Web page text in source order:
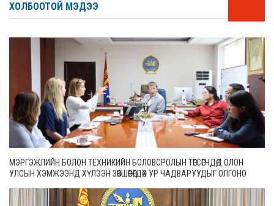
ХОЛБООТОЙ МЭДЭЭ
МЭРГЭЖЛИЙН БОЛОН ТЕХНИКИЙН БОЛОВСРОЛЫН ТӨГСӨГЧДӨД ОЛОН
УЛСЫН ХЭМЖЭЭНД ХҮЛЭЭН ЗӨВШӨӨРӨГДӨХ УР ЧАДВАРУУДЫГ ОЛГОНО